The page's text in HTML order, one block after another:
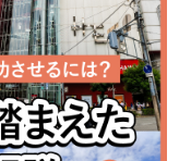
大阪市での不動産売
がない方でも理解
いきます。この記
の全体像が把握で
になります。不安を
売却を実現するた